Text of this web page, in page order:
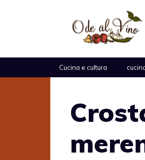
Cucina e cultura